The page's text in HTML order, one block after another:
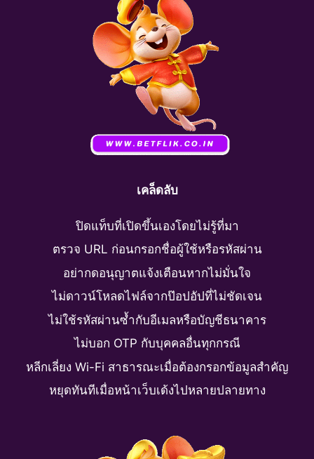
เคล็ดลับ
ปิดแท็บที่เปิดขึ้นเองโดยไม่รู้ที่มา
ตรวจ URL ก่อนกรอกชื่อผู้ใช้หรือรหัสผ่าน
อย่ากดอนุญาตแจ้งเตือนหากไม่มั่นใจ
ไม่ดาวน์โหลดไฟล์จากป๊อปอัปที่ไม่ชัดเจน
ไม่ใช้รหัสผ่านซ้ำกับอีเมลหรือบัญชีธนาคาร
ไม่บอก OTP กับบุคคลอื่นทุกกรณี
หลีกเลี่ยง Wi-Fi สาธารณะเมื่อต้องกรอกข้อมูลสำคัญ
หยุดทันทีเมื่อหน้าเว็บเด้งไปหลายปลายทาง